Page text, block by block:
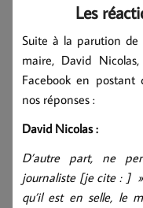
Les
Suite à la parution de
maire, David
Facebook en postant
nos réponses :
David Nicolas :
D’autre part, ne
journaliste [je cite : ]
qu’il est en selle, le